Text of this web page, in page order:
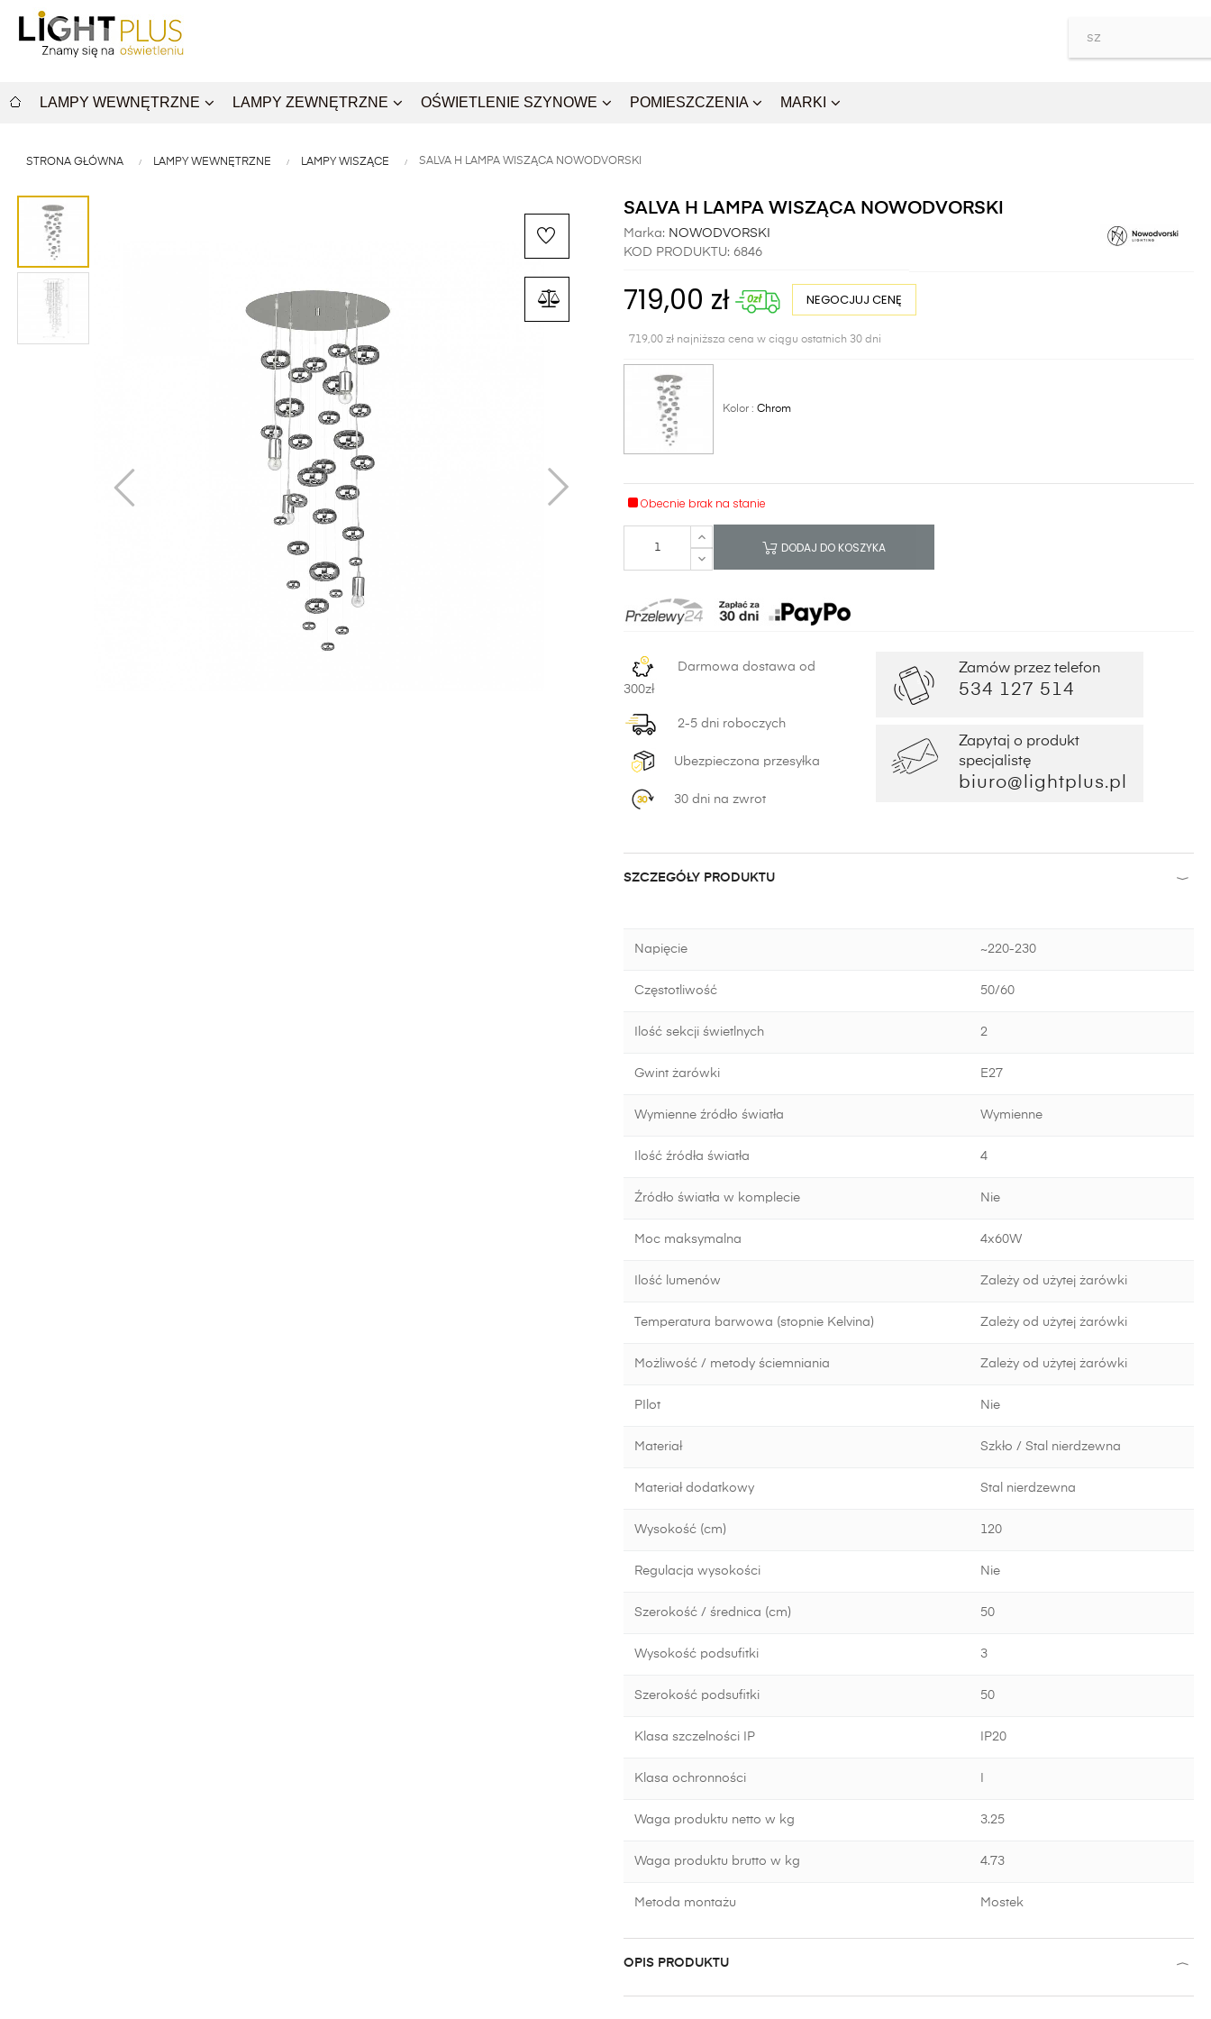
LAMPY WEWNĘTRZNE LAMPY ZEWNĘTRZNE OŚWIETLENIE SZYNOWE POMIESZCZENIA MARKI
STRONA GŁÓWNA LAMPY WEWNĘTRZNE LAMPY WISZĄCE SALVA H LAMPA WISZĄCA NOWODVORSKI
SALVA H LAMPA WISZĄCA NOWODVORSKI
Marka: NOWODVORSKI
KOD PRODUKTU: 6846
719,00 zł NEGOCJUJ CENĘ
719,00 zł najniższa cena w ciągu ostatnich 30 dni
Kolor : Chrom
Obecnie brak na stanie
DODAJ DO KOSZYKA
Darmowa dostawa od
300zł
2-5 dni roboczych
Ubezpieczona przesyłka
30 dni na zwrot
Zamów przez telefon
534 127 514
Zapytaj o produkt
specjalistę
biuro@lightplus.pl
SZCZEGÓŁY PRODUKTU
Napięcie ~220-230
Częstotliwość 50/60
Ilość sekcji świetlnych 2
Gwint żarówki E27
Wymienne źródło światła Wymienne
Ilość źródła światła 4
Źródło światła w komplecie Nie
Moc maksymalna 4x60W
Ilość lumenów Zależy od użytej żarówki
Temperatura barwowa (stopnie Kelvina) Zależy od użytej żarówki
Możliwość / metody ściemniania Zależy od użytej żarówki
PIlot Nie
Materiał Szkło / Stal nierdzewna
Materiał dodatkowy Stal nierdzewna
Wysokość (cm) 120
Regulacja wysokości Nie
Szerokość / średnica (cm) 50
Wysokość podsufitki 3
Szerokość podsufitki 50
Klasa szczelności IP IP20
Klasa ochronności
Waga produktu netto w kg 3.25
Waga produktu brutto w kg 4.73
Metoda montażu Mostek
OPIS PRODUKTU